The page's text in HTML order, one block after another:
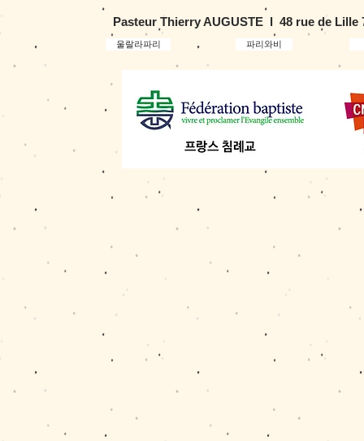
Pasteur Thierry AUGUSTE l 48 rue de Lille
울랄라파리 파리와비